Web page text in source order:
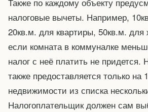
налоговые вычеты. Например,
20кв.м. для квартиры, 50кв.м.
если комната в коммуналке
налог с неё платить не придется.
также предоставляется только на
недвижимости из списка
Налогоплательщик должен сам